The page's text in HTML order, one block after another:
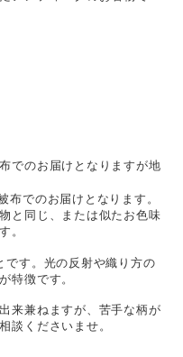
でのお届けとなりますが地
でのお届けとなります。
と同じ、または似たお色味
。
す。光の反射や織り方の
特徴です。
来兼ねますが、苦手な柄が
談くださいませ。